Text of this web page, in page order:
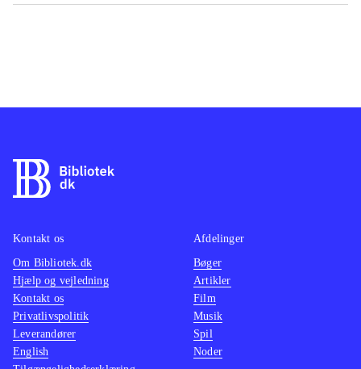
Kontakt os
Om Bibliotek.dk
Hjælp og vejledning
Kontakt os
Privatlivspolitik
Leverandører
English
Afdelinger
Bøger
Artikler
Film
Musik
Spil
Noder